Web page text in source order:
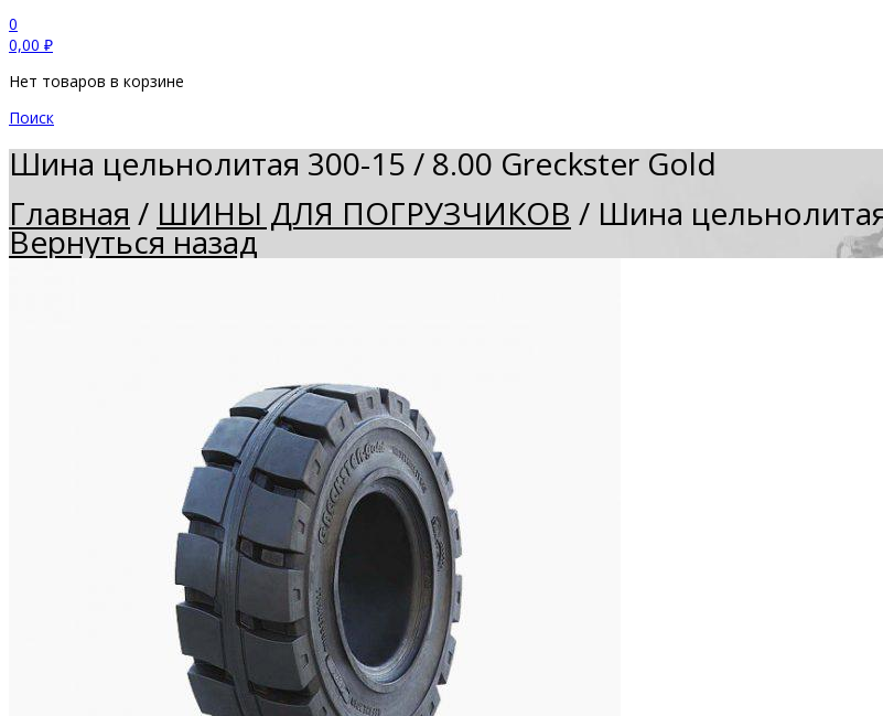
0
0,00 ₽
Нет товаров в корзине
Поиск
Шина цельнолитая 300-15 / 8.00 Greckster Gold
Главная / ШИНЫ ДЛЯ ПОГРУЗЧИКОВ / Шина
Вернуться назад